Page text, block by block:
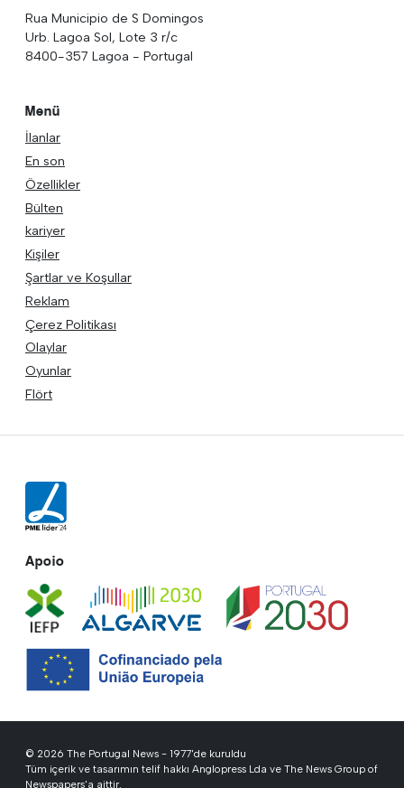
Rua Municipio de S Domingos
Urb. Lagoa Sol, Lote 3 r/c
8400-357 Lagoa - Portugal
Menü
İlanlar
En son
Özellikler
Bülten
kariyer
Kişiler
Şartlar ve Koşullar
Reklam
Çerez Politikası
Olaylar
Oyunlar
Flört
Apoio
© 2026 The Portugal News - 1977'de kuruldu
Tüm içerik ve tasarımın telif hakkı Anglopress Lda ve The News Group of
Newspapers'a aittir.